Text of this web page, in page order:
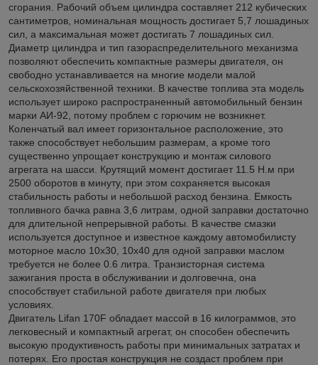
сгорания. Рабочий объем цилиндра составляет 212 кубических
сантиметров, номинальная мощность достигает 5,7 лошадиных
сил, а максимальная может достигать 7 лошадиных сил.
Диаметр цилиндра и тип газораспределительного механизма
позволяют обеспечить компактные размеры двигателя, он
свободно устанавливается на многие модели малой
сельскохозяйственной техники. В качестве топлива эта модель
использует широко распространенный автомобильный бензин
марки АИ-92, потому проблем с горючим не возникнет.
Коленчатый вал имеет горизонтальное расположение, это
также способствует небольшим размерам, а кроме того
существенно упрощает конструкцию и монтаж силового
агрегата на шасси. Крутящий момент достигает 11.5 Н.м при
2500 оборотов в минуту, при этом сохраняется высокая
стабильность работы и небольшой расход бензина. Емкость
топливного бачка равна 3,6 литрам, одной заправки достаточно
для длительной непрерывной работы. В качестве смазки
используется доступное и известное каждому автомобилисту
моторное масло 10х30, 10х40 для одной заправки маслом
требуется не более 0.6 литра. Транзисторная система
зажигания проста в обслуживании и долговечна, она
способствует стабильной работе двигателя при любых
условиях.
Двигатель Lifan 170F обладает массой в 16 килограммов, это
легковесный и компактный агрегат, он способен обеспечить
высокую продуктивность работы при минимальных затратах и
потерях. Его простая конструкция не создаст проблем при